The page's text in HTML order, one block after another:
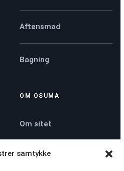
samtykke
Aftensmad
Bagning
OM OSUMA
Om sitet
Kontakt